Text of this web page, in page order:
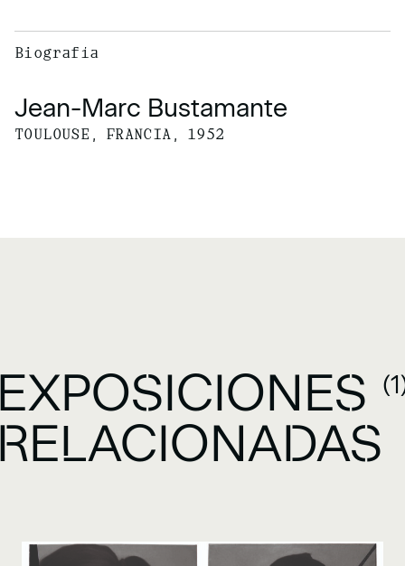
Biografía
Jean-Marc Bustamante
TOULOUSE, FRANCIA, 1952